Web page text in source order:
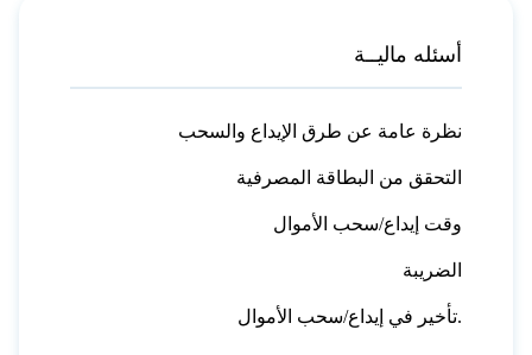
أسئله ماليــة
نظرة عامة عن طرق الإيداع والسحب
التحقق من البطاقة المصرفية
وقت إيداع/سحب الأموال
الضريبة
تأخير في إيداع/سحب الأموال.